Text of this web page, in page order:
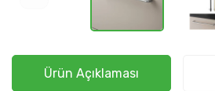
Ürün Açıklaması